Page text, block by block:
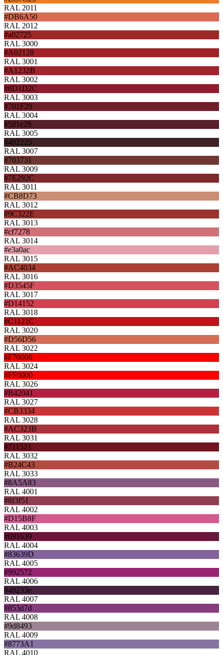
RAL 2011
#DB6A50
RAL 2012
#a02725
RAL 3000
#A02128
RAL 3001
#A1232B
RAL 3002
#8D1D2C
RAL 3003
#701F29
RAL 3004
#581e29
RAL 3005
#402225
RAL 3007
#703731
RAL 3009
#7E292C
RAL 3011
#CB8D73
RAL 3012
#9C322E
RAL 3013
#cf7278
RAL 3014
#e3a0ac
RAL 3015
#AC4034
RAL 3016
#D3545F
RAL 3017
#D14152
RAL 3018
#C1121C
RAL 3020
#D56D56
RAL 3022
#F70000
RAL 3024
#FF0000
RAL 3026
#B42041
RAL 3027
#CB3334
RAL 3028
#AC323B
RAL 3031
#711521
RAL 3032
#B24C43
RAL 3033
#8A5A83
RAL 4001
#8f3f51
RAL 4002
#D15B8F
RAL 4003
#691639
RAL 4004
#83639D
RAL 4005
#992572
RAL 4006
#48233e
RAL 4007
#853d7d
RAL 4008
#9d8493
RAL 4009
#8773A1
RAL 4010